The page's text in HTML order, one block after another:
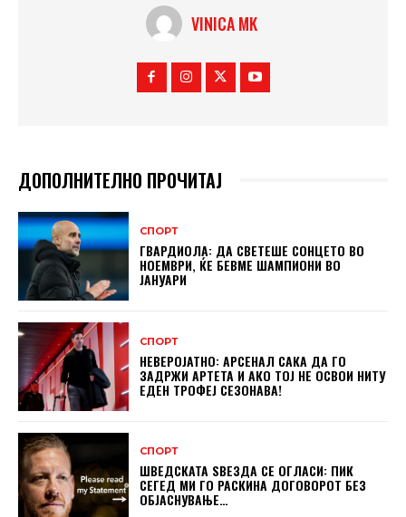
VINICA MK
ДОПОЛНИТЕЛНО ПРОЧИТАЈ
СПОРТ
ГВАРДИОЛА: ДА СВЕТЕШЕ СОНЦЕТО ВО
НОЕМВРИ, ЌЕ БЕВМЕ ШАМПИОНИ ВО
ЈАНУАРИ
СПОРТ
НЕВЕРОЈАТНО: АРСЕНАЛ САКА ДА ГО
ЗАДРЖИ АРТЕТА И АКО ТОЈ НЕ ОСВОИ НИТУ
ЕДЕН ТРОФЕЈ СЕЗОНАВА!
СПОРТ
ШВЕДСКАТА ЅВЕЗДА СЕ ОГЛАСИ: ПИК
СЕГЕД МИ ГО РАСКИНА ДОГОВОРОТ БЕЗ
ОБЈАСНУВАЊЕ…